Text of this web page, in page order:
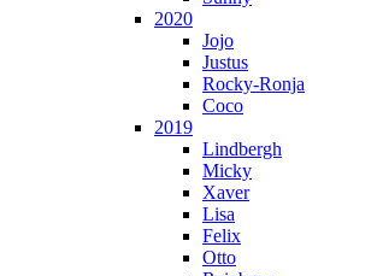
2020
Jojo
Justus
Rocky-Ronja
Coco
2019
Lindbergh
Micky
Xaver
Lisa
Felix
Otto